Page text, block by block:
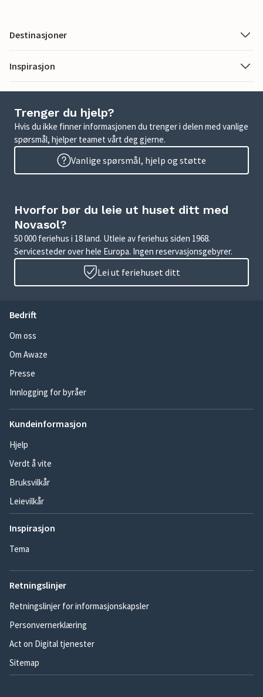
Destinasjoner
Inspirasjon
Trenger du hjelp?
Hvis du ikke finner informasjonen du trenger i delen med vanlige
spørsmål, hjelper teamet vårt deg gjerne.
Vanlige spørsmål, hjelp og støtte
Hvorfor bør du leie ut huset ditt med
Novasol?
50 000 feriehus i 18 land. Utleie av feriehus siden 1968.
Servicesteder over hele Europa. Ingen reservasjonsgebyrer.
Lei ut feriehuset ditt
Bedrift
Om oss
Om Awaze
Presse
Innlogging for byråer
Kundeinformasjon
Hjelp
Verdt å vite
Bruksvilkår
Leievilkår
Inspirasjon
Tema
Retningslinjer
Retningslinjer for informasjonskapsler
Personvernerklæring
Act on Digital tjenester
Sitemap